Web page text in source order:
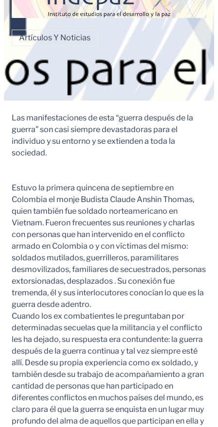
Artículos Y Noticias
Las manifestaciones de esta “guerra después de la
guerra” son casi siempre devastadoras para el
individuo y su entorno y se extienden a toda la
sociedad.
Estuvo la primera quincena de septiembre en
Colombia el monje Budista Claude Anshin Thomas,
quien también fue soldado norteamericano en
Vietnam. Fueron frecuentes sus reuniones y charlas
con personas que han intervenido en el conflicto
armado en Colombia o y con víctimas del mismo:
soldados mutilados, guerrilleros, paramilitares
desmovilizados, familiares de secuestrados, personas
extorsionadas, desplazados . Su conexión fue
tremenda, él y sus interlocutores conocían lo que es la
guerra desde adentro.
Cuando los ex combatientes le preguntaban por
determinadas secuelas que la militancia y el conflicto
les ha dejado, su respuesta era contundente: la guerra
después de la guerra continua y tal vez siempre esté
allí. Desde su propia experiencia como ex soldado, y
también desde su trabajo de acompañamiento a gran
cantidad de personas que han participado en
diferentes conflictos en muchos países del mundo, es
claro para él que la guerra se enquista en un lugar muy
profundo del alma de aquellos que participan en ella y